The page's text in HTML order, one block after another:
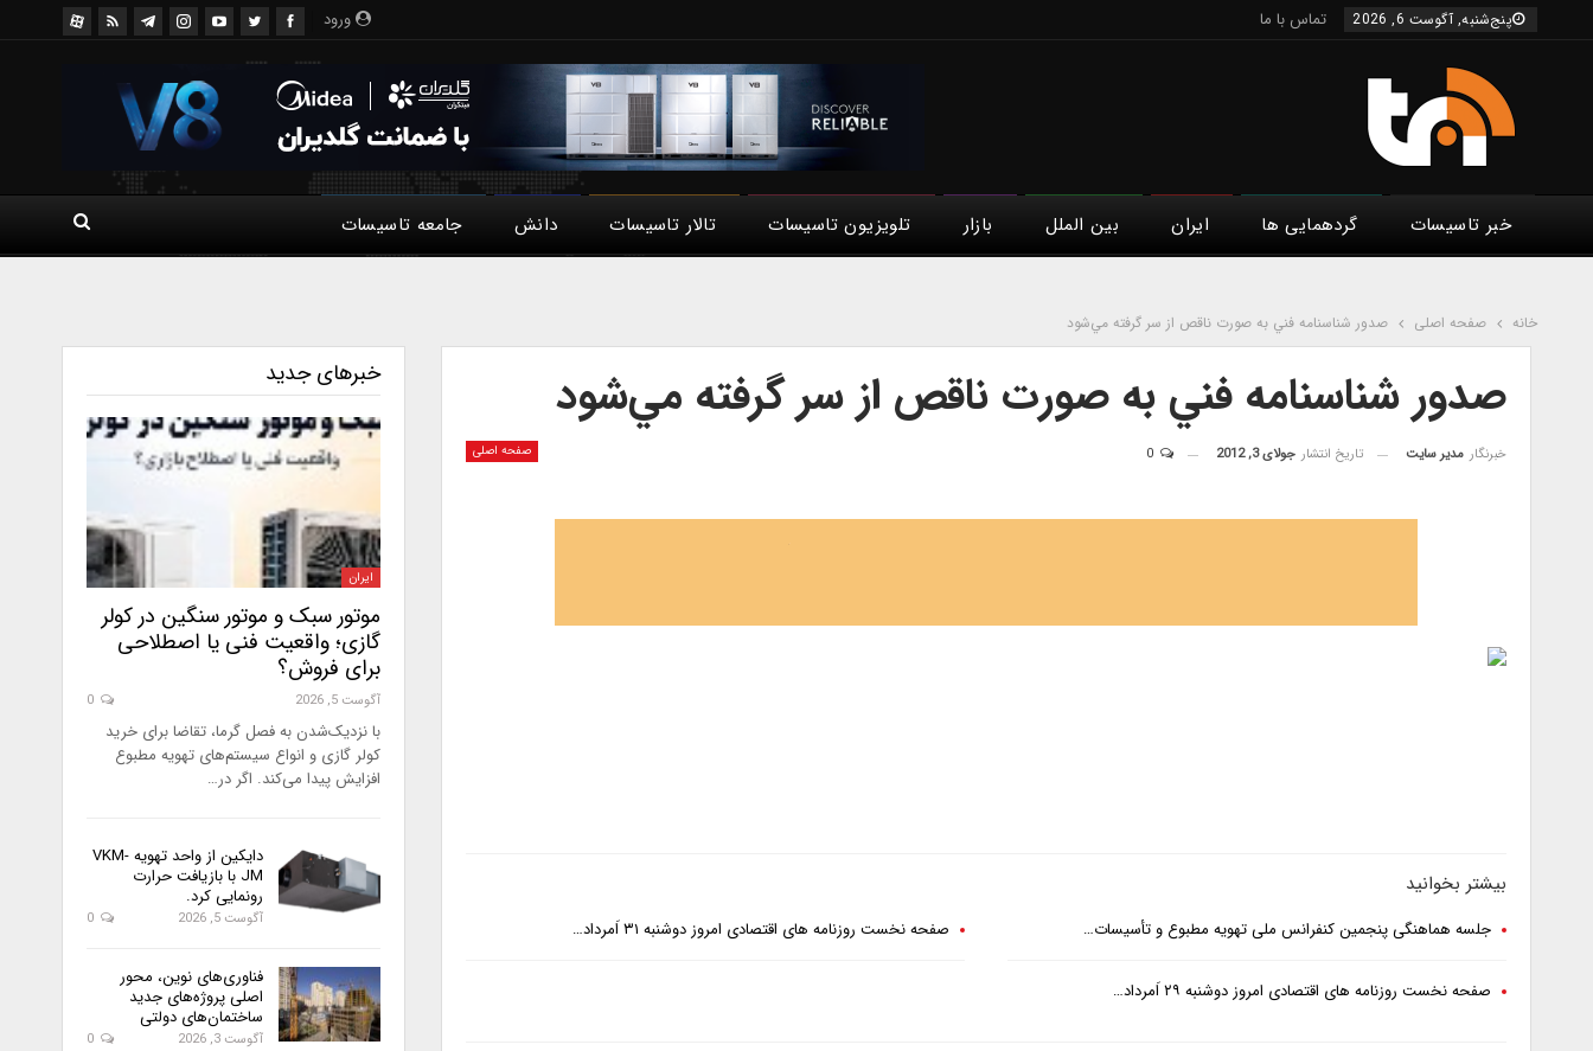
ورود پنج‌شنبه, آگوست 6, 2026 تماس با ما
خبر تاسیسات گردهمایی ها ایران بین الملل بازار تلویزیون تاسیسات تالار تاسیسات دانش جامعه تاسیسات
خانه صفحه اصلی صدور شناسنامه فني به صورت ناقص از سر گرفته مي‌شود
صدور شناسنامه فني به صورت ناقص از سر گرفته مي‌شود
صفحه اصلی خبرنگار مدیر سایت تاریخ انتشار جولای 3, 2012
بیشتر بخوانید
جلسه هماهنگی پنجمین کنفرانس ملی تهویه مطبوع و تأسیسات… صفحه نخست روزنامه های اقتصادی امروز دوشنبه ۳۱ اَمرداد…
صفحه نخست روزنامه های اقتصادی امروز دوشنبه ۲۹ اَمرداد…
خبرهای جدید
ایران
موتور سبک و موتور سنگین در کولر
گازی؛ واقعیت فنی یا اصطلاحی
برای فروش؟
آگوست 5, 2026
با نزدیک‌شدن به فصل گرما، تقاضا برای خرید
کولر گازی و انواع سیستم‌های تهویه مطبوع
افزایش پیدا می‌کند. اگر در…
دایکین از واحد تهویه VKM-
JM با بازیافت حرارت
رونمایی کرد.
آگوست 5, 2026
فناوری‌های نوین، محور
اصلی پروژه‌های جدید
ساختمان‌های دولتی
آگوست 3, 2026